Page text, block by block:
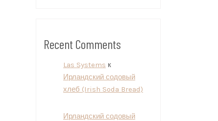
Recent Comments
Las Systems к
Ирландский содовый
хлеб (Irish Soda Bread)
Ирландский содовый